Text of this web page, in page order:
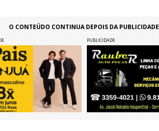
O CONTEÚDO CONTINUA DEPOIS DA PUBLICIDADE
PUBLICIDADE